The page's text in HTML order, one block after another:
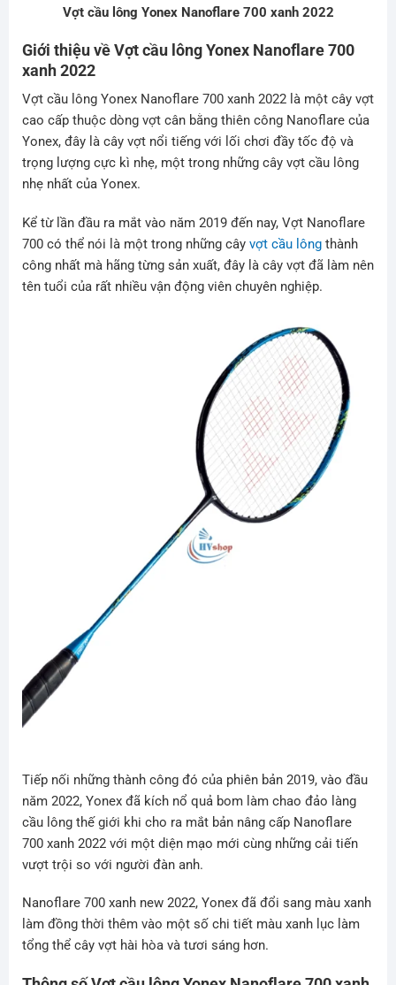
Vợt cầu lông Yonex Nanoflare 700 xanh 2022
Giới thiệu về Vợt cầu lông Yonex Nanoflare 700
xanh 2022
Vợt cầu lông Yonex Nanoflare 700 xanh 2022 là một cây vợt
cao cấp thuộc dòng vợt cân bằng thiên công Nanoflare của
Yonex, đây là cây vợt nổi tiếng với lối chơi đầy tốc độ và
trọng lượng cực kì nhẹ, một trong những cây vợt cầu lông
nhẹ nhất của Yonex.
Kể từ lần đầu ra mắt vào năm 2019 đến nay, Vợt Nanoflare
700 có thể nói là một trong những cây vợt cầu lôngthành
công nhất mà hãng từng sản xuất, đây là cây vợt đã làm nên
tên tuổi của rất nhiều vận động viên chuyên nghiệp.
Tiếp nối những thành công đó của phiên bản 2019, vào đầu
năm 2022, Yonex đã kích nổ quả bom làm chao đảo làng
cầu lông thế giới khi cho ra mắt bản nâng cấp Nanoflare
700 xanh 2022 với một diện mạo mới cùng những cải tiến
vượt trội so với người đàn anh.
Nanoflare 700 xanh new 2022, Yonex đã đổi sang màu xanh
làm đồng thời thêm vào một số chi tiết màu xanh lục làm
tổng thể cây vợt hài hòa và tươi sáng hơn.